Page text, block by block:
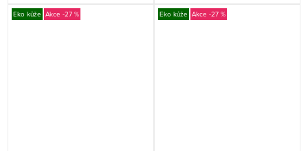
Eko kůže -27 % Eko kůže -27 %